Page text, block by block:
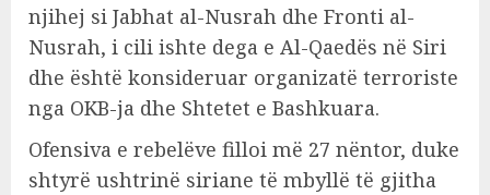
njihej si Jabhat al-Nusrah dhe Fronti al-
Nusrah, i cili ishte dega e Al-Qaedës në Siri
dhe është konsideruar organizatë terroriste
nga OKB-ja dhe Shtetet e Bashkuara.
Ofensiva e rebelëve filloi më 27 nëntor, duke
shtyrë ushtrinë siriane të mbyllë të gjitha